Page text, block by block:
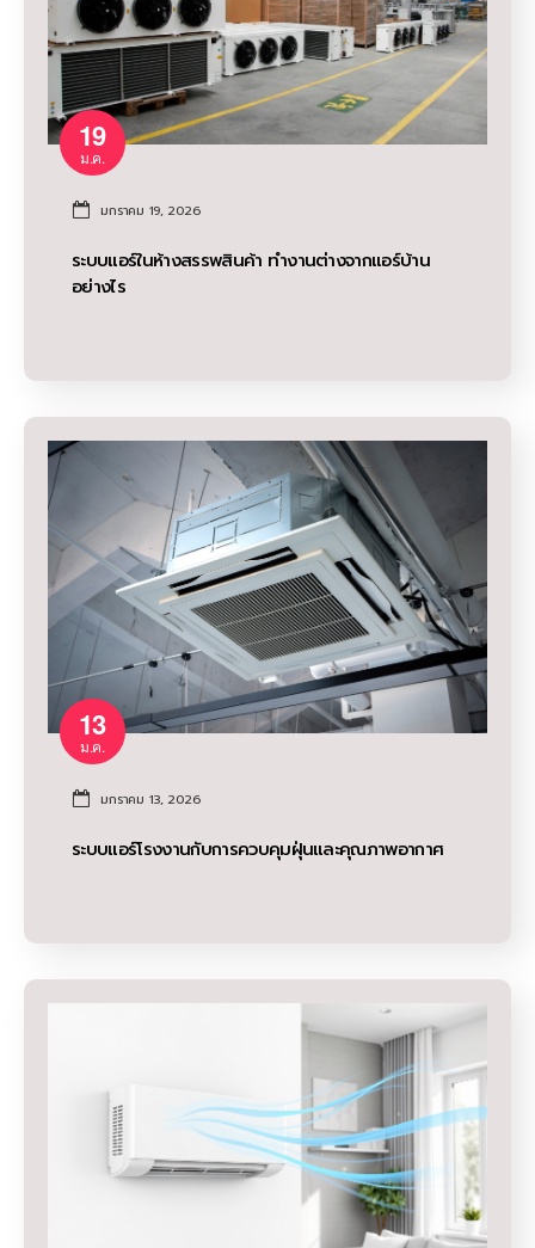
19
ม.ค.
มกราคม 19, 2026
ระบบแอร์ในห้างสรรพสินค้า ทำงานต่างจากแอร์บ้าน
อย่างไร
13
ม.ค.
มกราคม 13, 2026
ระบบแอร์โรงงานกับการควบคุมฝุ่นและคุณภาพอากาศ